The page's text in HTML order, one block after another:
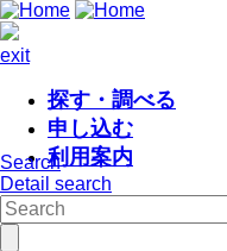
exit
探す・調べる
申し込む
利用案内
Search
Detail search